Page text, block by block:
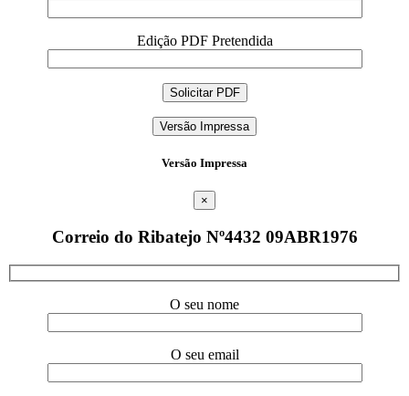
Edição PDF Pretendida
Versão Impressa
Versão Impressa
×
Correio do Ribatejo Nº4432 09ABR1976
O seu nome
O seu email